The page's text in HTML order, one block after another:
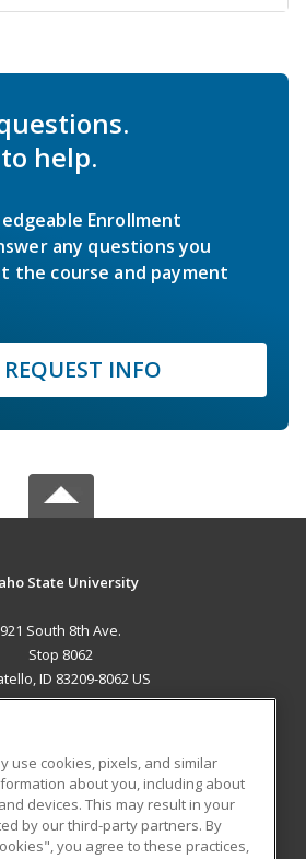
help.
Enrollment
any questions you
the course and payment
REQUEST INFO
State University
921 South 8th Ave.
Stop 8062
ID 83209-8062 US
RESOURCES
Student Blog
use cookies, pixels, and similar
about you, including about
devices. This may result in your
by our third-party partners. By
you agree to these practices,